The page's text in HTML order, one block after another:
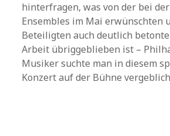
hinterfragen, was von der bei
Ensembles im Mai erwünschten
Beteiligten auch deutlich
Arbeit übriggeblieben ist –
Musiker suchte man in diesem
Konzert auf der Bühne